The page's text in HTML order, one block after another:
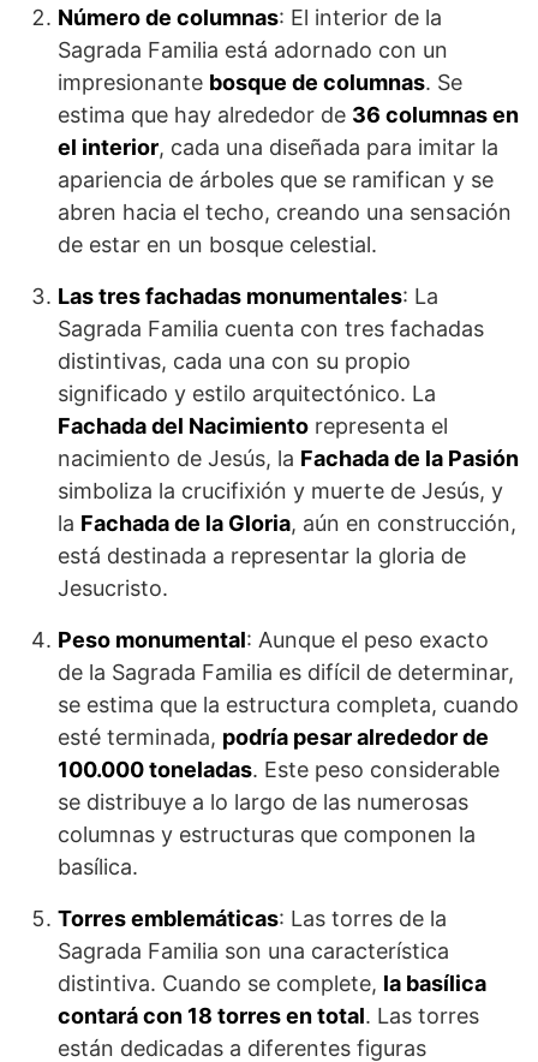
Número de columnas: El interior de la
Sagrada Familia está adornado con un
impresionante bosque de columnas. Se
estima que hay alrededor de 36 columnas en
el interior, cada una diseñada para imitar la
apariencia de árboles que se ramifican y se
abren hacia el techo, creando una sensación
de estar en un bosque celestial.
Las tres fachadas monumentales: La
Sagrada Familia cuenta con tres fachadas
distintivas, cada una con su propio
significado y estilo arquitectónico. La
Fachada del Nacimiento representa el
nacimiento de Jesús, la Fachada de la Pasión
simboliza la crucifixión y muerte de Jesús, y
la Fachada de la Gloria, aún en construcción,
está destinada a representar la gloria de
Jesucristo.
Peso monumental: Aunque el peso exacto
de la Sagrada Familia es difícil de determinar,
se estima que la estructura completa, cuando
esté terminada, podría pesar alrededor de
100.000 toneladas. Este peso considerable
se distribuye a lo largo de las numerosas
columnas y estructuras que componen la
basílica.
Torres emblemáticas: Las torres de la
Sagrada Familia son una característica
distintiva. Cuando se complete, la basílica
contará con 18 torres en total. Las torres
están dedicadas a diferentes figuras